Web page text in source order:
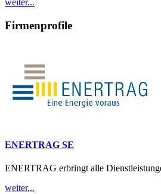
weiter...
Firmenprofile
ENERTRAG SE
ENERTRAG erbringt alle
weiter...